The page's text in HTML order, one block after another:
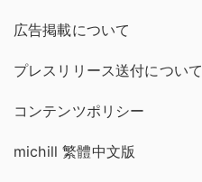
広告掲載について
プレスリリース送付について
コンテンツポリシー
michill 繁體中文版